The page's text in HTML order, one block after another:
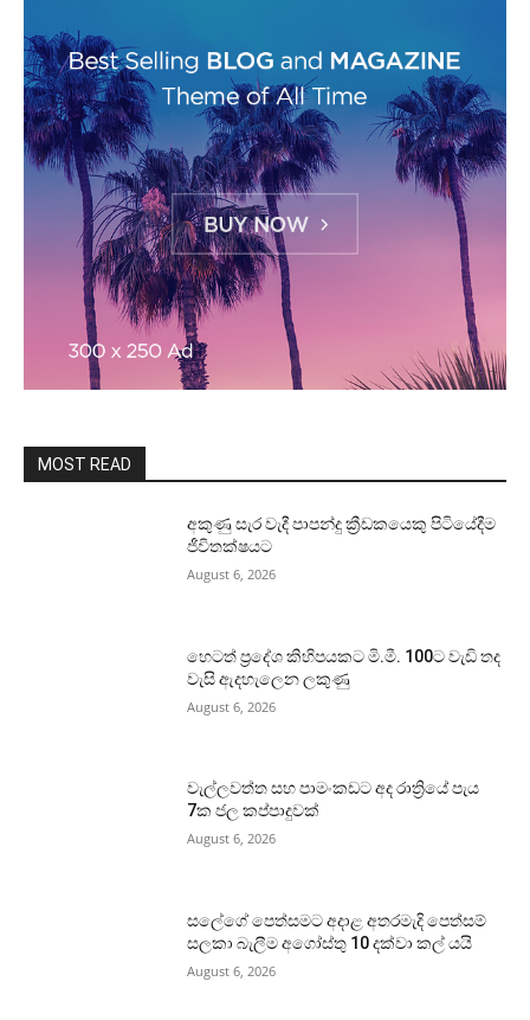
MOST READ
අකුණු සැර වැදී පාපන්දු ක්‍රීඩකයෙකු පිටියේදීම
ජීවිතක්ෂයට
August 6, 2026
හෙටත් ප්‍රදේශ කිහිපයකට මි.මී. 100ට වැඩි තද
වැසි ඇදහැලෙන ලකුණු
August 6, 2026
වැල්ලවත්ත සහ පාමංකඩට අද රාත්‍රියේ පැය
7ක ජල කප්පාදුවක්
August 6, 2026
සලේගේ පෙත්සමට අදාළ අතරමැදි පෙත්සම්
සලකා බැලීම අගෝස්තු 10 දක්වා කල් යයි
August 6, 2026